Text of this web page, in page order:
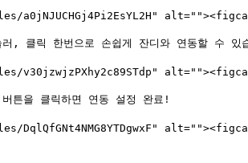
a0jNJUCHGj4Pi2EsYL2H"
, 클릭 한번으로 손쉽게 잔디와 연동할 수 있
v30jzwjzPXhy2c89STdp"
튼을 클릭하면 연동 설정 완료!